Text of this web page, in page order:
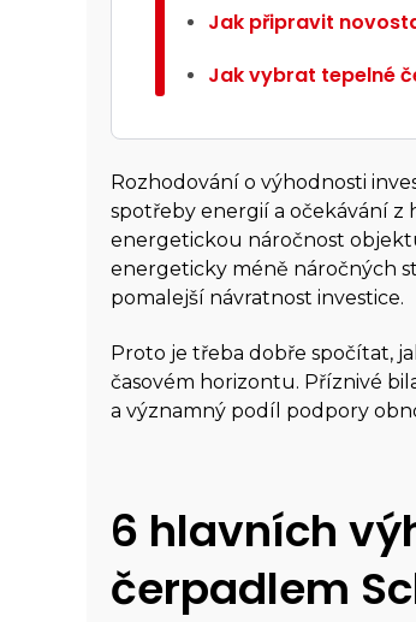
Jak připravit
Jak vybrat tepelné
Rozhodování o výhodnosti
spotřeby energií a očekávání
energetickou náročnost
energeticky méně náročných
pomalejší návratnost investice.
Proto je třeba dobře spočítat,
časovém horizontu. Příznivé
a významný podíl podpory
6 hlavních
čerpadlem